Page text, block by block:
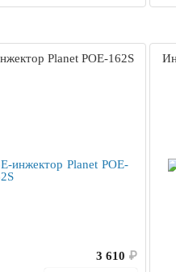
Planet POE-162S
3 610 ₽